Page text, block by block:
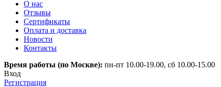
О нас
Отзывы
Сертификаты
Оплата и доставка
Новости
Контакты
Время работы (по Москве): пн-пт 10.00-19.00, сб 10.00-15.00
Вход
Регистрация